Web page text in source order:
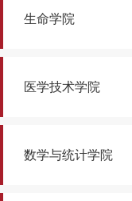
生命学院
医学技术学院
数学与统计学院